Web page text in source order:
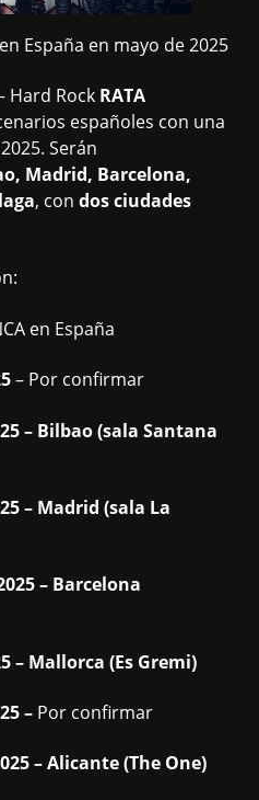
España en mayo de 2025
Hard Rock RATA
españoles con una
Serán
Madrid, Barcelona,
, condos ciudades
en España
– Por confirmar
– Bilbao (sala Santana
– Madrid (sala La
– Barcelona
– Mallorca (Es Gremi)
– Por confirmar
– Alicante (The One)